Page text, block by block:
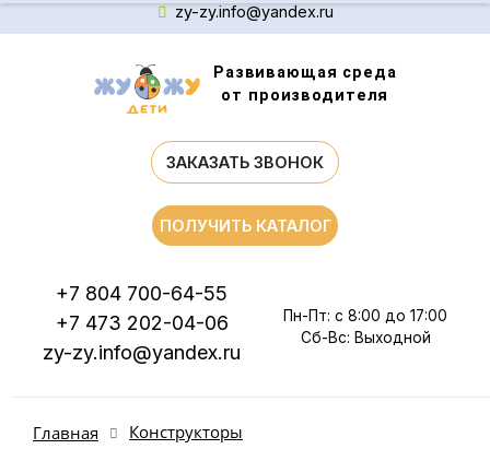
zy-zy.info@yandex.ru
Развивающая среда
от производителя
ЗАКАЗАТЬ ЗВОНОК
+7 804 700-64-55
+7 473 202-04-06
zy-zy.info@yandex.ru
Пн-Пт: с 8:00 до 17:00
Сб-Вс: Выходной
ПОЛУЧИТЬ КАТАЛОГ
Главная Конструкторы